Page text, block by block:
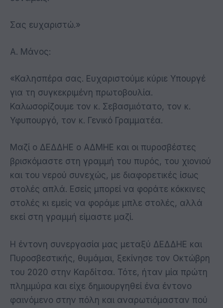
Σας ευχαριστώ.»
Α. Μάνος:
«Καλησπέρα σας. Ευχαριστούμε κύριε Υπουργέ
για τη συγκεκριμένη πρωτοβουλία.
Καλωσορίζουμε τον κ. Σεβασμιότατο, τον κ.
Υφυπουργό, τον κ. Γενικό Γραμματέα.
Μαζί ο ΔΕΔΔΗΕ ο ΑΔΜΗΕ και οι πυροσβέστες
βρισκόμαστε στη γραμμή του πυρός, του χιονιού
και του νερού συνεχώς, με διαφορετικές ίσως
στολές απλά. Εσείς μπορεί να φοράτε κόκκινες
στολές κι εμείς να φοράμε μπλε στολές, αλλά
εκεί στη γραμμή είμαστε μαζί.
Η έντονη συνεργασία μας μεταξύ ΔΕΔΔΗΕ και
Πυροσβεστικής, θυμάμαι, ξεκίνησε τον Οκτώβρη
του 2020 στην Καρδίτσα. Τότε, ήταν μία πρώτη
πλημμύρα και είχε δημιουργηθεί ένα έντονο
φαινόμενο στην πόλη και αναρωτιόμασταν πού